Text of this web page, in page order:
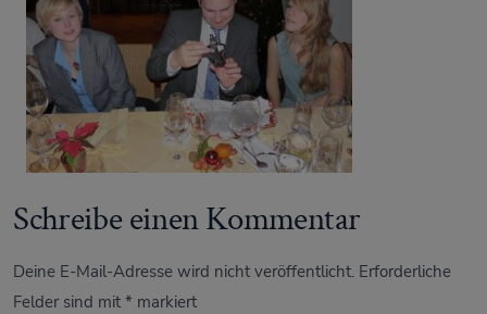
Schreibe einen Kommentar
Deine E-Mail-Adresse wird nicht veröffentlicht. Erforderliche
Felder sind mit* markiert